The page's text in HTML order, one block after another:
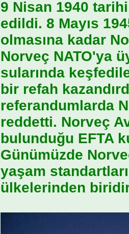
9 Nisan 1940
edildi. 8 Mayıs
olmasına kadar
Norveç NATO'ya
sularında
bir refah
referandumlarda
reddetti. Norveç
bulunduğu EFTA
Günümüzde
yaşam
ülkelerinden